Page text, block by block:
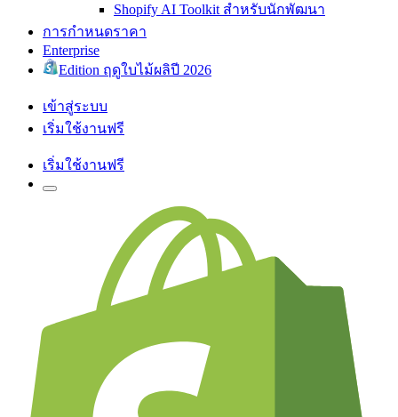
Shopify AI Toolkit สำหรับนักพัฒนา
การกำหนดราคา
Enterprise
Edition ฤดูใบไม้ผลิปี 2026
เข้าสู่ระบบ
เริ่มใช้งานฟรี
เริ่มใช้งานฟรี